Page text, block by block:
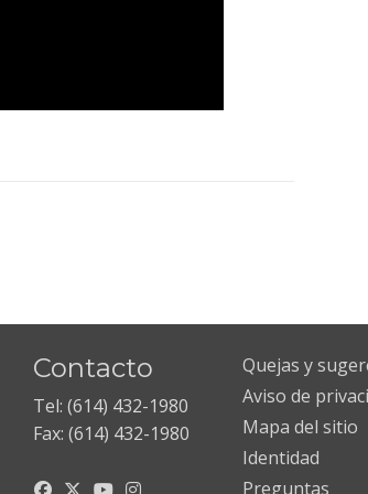
Contacto
Tel: (614) 432-1980
Fax: (614) 432-1980
Quejas y
Aviso de
Mapa del sitio
Identidad
Preguntas